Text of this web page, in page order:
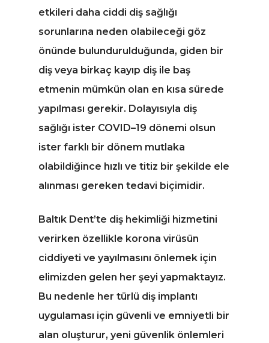
etkileri daha ciddi diş sağlığı
sorunlarına neden olabileceği göz
önünde bulundurulduğunda, giden bir
diş veya birkaç kayıp diş ile baş
etmenin mümkün olan en kısa sürede
yapılması gerekir. Dolayısıyla diş
sağlığı ister COVID–19 dönemi olsun
ister farklı bir dönem mutlaka
olabildiğince hızlı ve titiz bir şekilde ele
alınması gereken tedavi biçimidir.
Baltık Dent’te diş hekimliği hizmetini
verirken özellikle korona virüsün
ciddiyeti ve yayılmasını önlemek için
elimizden gelen her şeyi yapmaktayız.
Bu nedenle her türlü diş implantı
uygulaması için güvenli ve emniyetli bir
alan oluşturur, yeni güvenlik önlemleri